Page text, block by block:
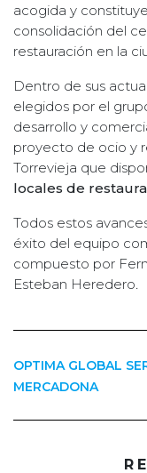
acogida y
consolidación del
restauración en la
Dentro de sus
elegidos por el
desarrollo y
proyecto de ocio y
Torrevieja que
locales de
Todos estos
éxito del equipo
compuesto por
Esteban Heredero
OPTIMA GLOBAL
MERCADONA